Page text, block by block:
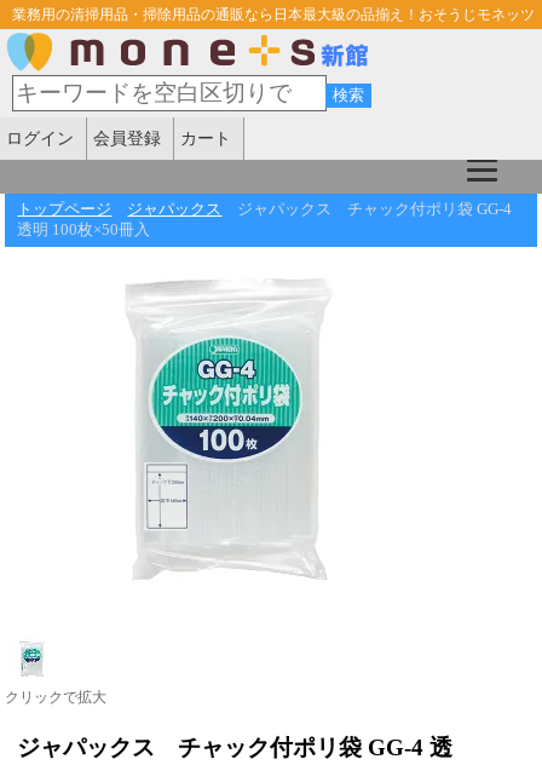
業務用の清掃用品・掃除用品の通販なら日本最大級の品揃え！おそうじモネッツ
ログイン 会員登録 カート
トップページ ジャパックス
ジャパックス チャック付ポリ袋 GG-4
透明 100枚×50冊入
クリックで拡大
ジャパックス チャック付ポリ袋 GG-4 透